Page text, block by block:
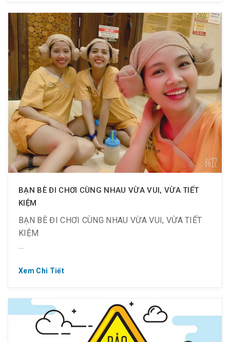
HAPPY HOUR 2020 tại Chi Nhánh Quận 3
HAPPY HOUR 2020 tại Chi Nhánh Quận 7
BẠN BÈ ĐI CHƠI CÙNG NHAU VỪA VUI, VỪA TIẾT
KIỆM
BẠN BÈ ĐI CHƠI CÙNG NHAU VỪA VUI, VỪA TIẾT
KIỆM
qua bao đại dương”
❣️ Có bạn bè để rủ đi chơi, rủ đi du lịch và nhiều điều
hơn thế
Xem Chi Tiết